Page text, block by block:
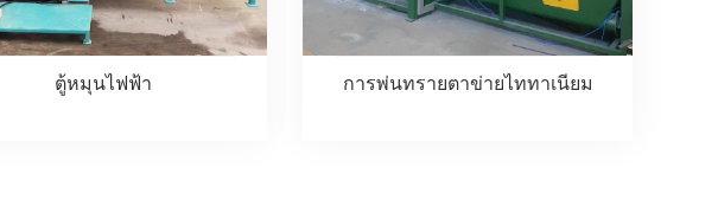
ตู้หมุนไฟฟ้า การพ่นทรายตาข่ายไททาเนียม